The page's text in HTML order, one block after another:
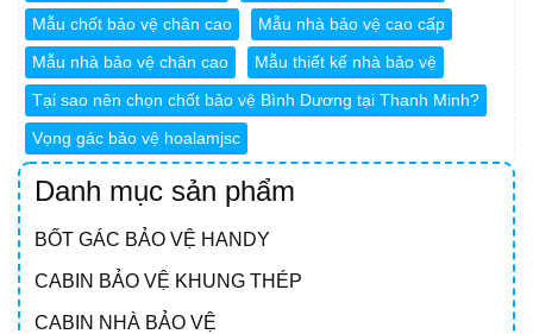
Mẫu chốt bảo vệ chân cao
Mẫu nhà bảo vệ cao cấp
Mẫu nhà bảo vệ chân cao
Mẫu thiết kế nhà bảo vệ
Tại sao nên chọn chốt bảo vệ Bình Dương tại Thanh Minh?
Vọng gác bảo vệ hoalamjsc
Danh mục sản phẩm
BỐT GÁC BẢO VỆ HANDY
CABIN BẢO VỆ KHUNG THÉP
CABIN NHÀ BẢO VỆ